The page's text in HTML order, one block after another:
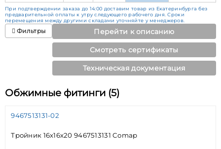
При подтверждении заказа до 14:00 доставим товар из Екатеринбурга без
предварительной оплаты к утру следующего рабочего дня. Сроки
перемещения между другими складами уточняйте у менеджеров.
Фильтры Перейти к описанию
Смотреть сертификаты
Техническая документация
Обжимные фитинги (5)
9467513131-02
Тройник 16х16х20 9467513131 Comap